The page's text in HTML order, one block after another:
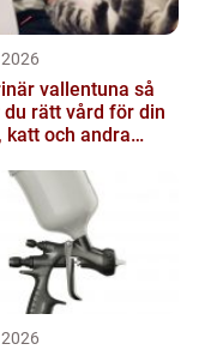
vallentuna så
du rätt vård för din
katt och andra